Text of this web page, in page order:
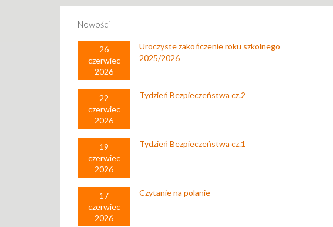
Nowości
26
czerwiec
2026
Uroczyste zakończenie roku szkolnego
2025/2026
22
czerwiec
2026
Tydzień Bezpieczeństwa cz.2
19
czerwiec
2026
Tydzień Bezpieczeństwa cz.1
17
czerwiec
2026
Czytanie na polanie